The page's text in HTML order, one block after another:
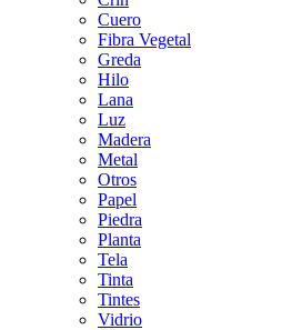
Cuero
Fibra Vegetal
Greda
Hilo
Lana
Luz
Madera
Metal
Otros
Papel
Piedra
Planta
Tela
Tinta
Tintes
Vidrio